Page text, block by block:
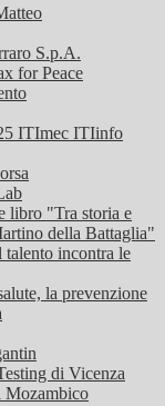
S.p.A.
for Peace
ITImec ITIinfo
libro "Tra storia e
della Battaglia"
talento incontra le
la prevenzione
di Vicenza
Mozambico